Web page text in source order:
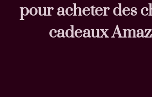
pour acheter des
cadeaux